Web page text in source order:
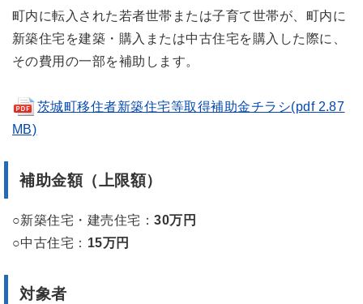
町内に転入された若者世帯または子育て世帯が、町内に
新築住宅を建築・購入または中古住宅を購入した際に、
その費用の一部を補助します。
茨城町移住者新築住宅等取得補助金チラシ(pdf 2.87
MB)
補助金額（上限額）
○新築住宅・建売住宅 ：30万円
○中古住宅 ： 15万円
対象者